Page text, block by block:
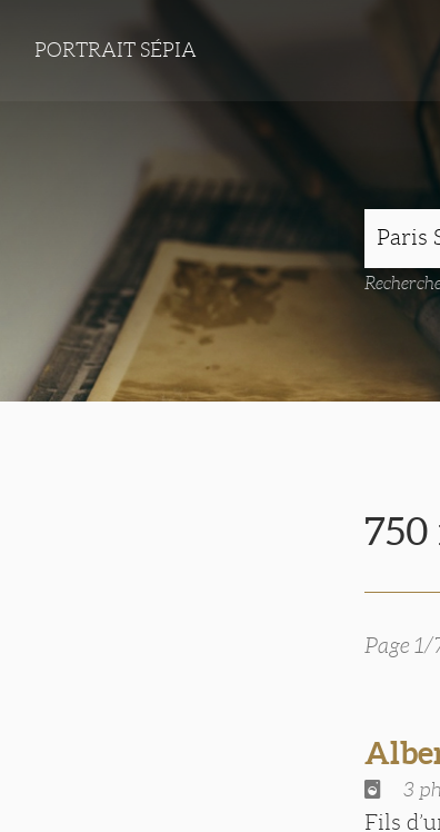
PORTRAIT SÉPIA
Page 1/
3
Fils